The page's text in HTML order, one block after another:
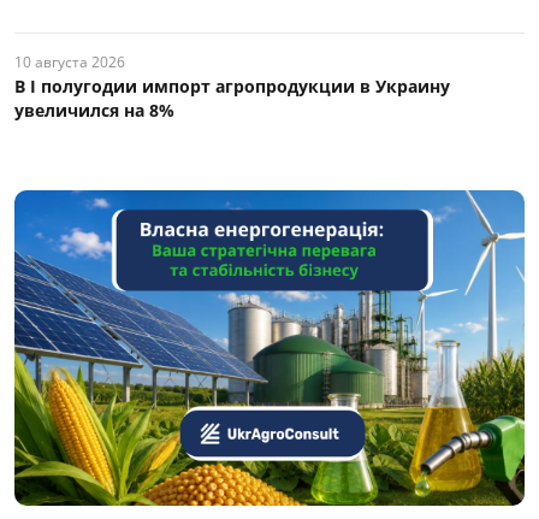
10 августа 2026
В I полугодии импорт агропродукции в Украину
увеличился на 8%